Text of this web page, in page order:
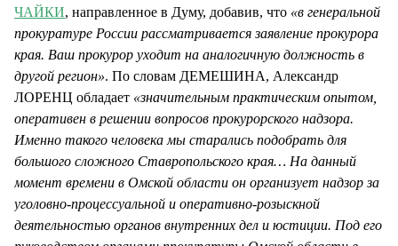
ЧАЙКИ, направленное в Думу, добавив, что «в генеральной
прокуратуре России рассматривается заявление прокурора
края. Ваш прокурор уходит на аналогичную должность в
другой регион». По словам ДЕМЕШИНА, Александр
ЛОРЕНЦ обладает «значительным практическим опытом,
оперативен в решении вопросов прокурорского надзора.
Именно такого человека мы старались подобрать для
большого сложного Ставропольского края… На данный
момент времени в Омской области он организует надзор за
уголовно-процессуальной и оперативно-розыскной
деятельностью органов внутренних дел и юстиции. Под его